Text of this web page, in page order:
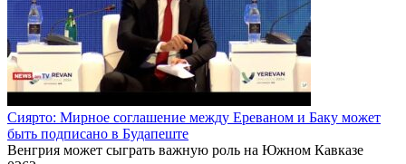
Сиярто: Мирное соглашение между Ереваном и Баку может
быть подписано в Будапеште
Венгрия может сыграть важную роль на Южном Кавказе